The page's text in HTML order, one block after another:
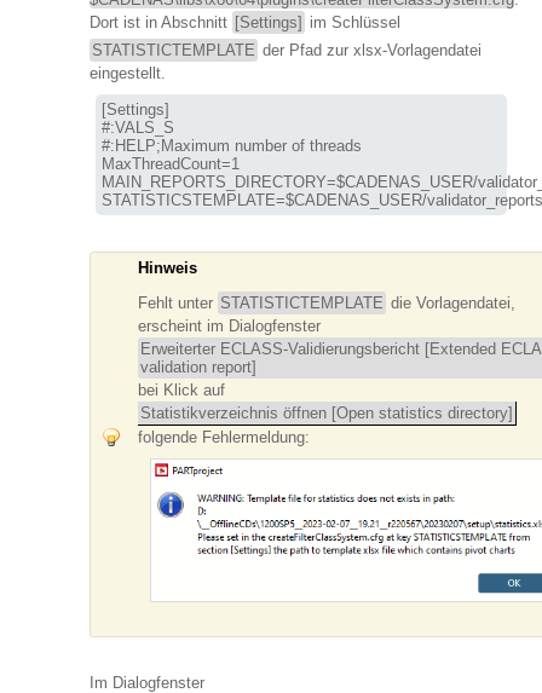
Dort ist in Abschnitt [Settings] im Schlüssel
STATISTICTEMPLATE der Pfad zur xlsx-Vorlagendatei
eingestellt.
[Settings]
#:VALS_S
#:HELP;Maximum number of threads
MAIN_REPORTS_DIRECTORY
STATISTICSTEMPLATE=$CADENAS_USER/
Hinweis
Fehlt unter STATISTICTEMPLATE die Vorlagendatei,
erscheint im Dialogfenster
Erweiterter ECLASS-Validierungsbericht [Extended
validation report]
bei Klick auf
Statistikverzeichnis öffnen [Open statistics directory]
folgende Fehlermeldung:
Im Dialogfenster